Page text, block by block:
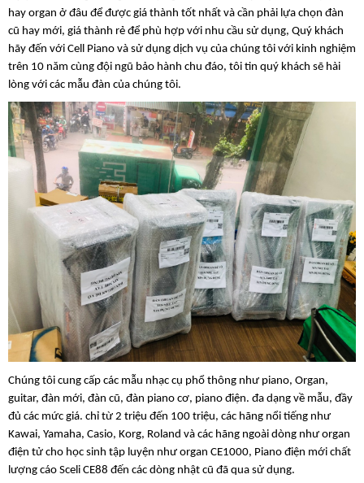
hay organ ở đâu để được giá thành tốt nhất và cần phải lựa chọn đàn
cũ hay mới, giá thành rẻ để phù hợp với nhu cầu sử dụng, Quý khách
hãy đến với Cell Piano và sử dụng dịch vụ của chúng tôi với kinh nghiệm
trên 10 năm cùng đội ngũ bảo hành chu đáo, tôi tin quý khách sẽ hài
lòng với các mẫu đàn của chúng tôi.
Chúng tôi cung cấp các mẫu nhạc cụ phổ thông như piano, Organ,
guitar, đàn mới, đàn cũ, đàn piano cơ, piano điện. đa dạng về mẫu, đầy
đủ các mức giá. chỉ từ 2 triệu đến 100 triệu, các hãng nổi tiếng như
Kawai, Yamaha, Casio, Korg, Roland và các hãng ngoài dòng như organ
điện tử cho học sinh tập luyện như organ CE1000, Piano điện mới chất
lượng cáo Sceli CE88 đến các dòng nhật cũ đã qua sử dụng.